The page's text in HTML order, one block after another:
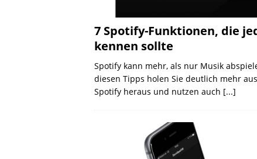
7 Spotify-Funktionen, die
kennen sollte
Spotify kann mehr, als nur Musik
diesen Tipps holen Sie deutlich mehr aus
Spotify heraus und nutzen auch [...]